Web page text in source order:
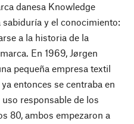
danesa Knowledge
y el conocimiento:
a la historia de la
En 1969, Jørgen
pequeña empresa textil
entonces se centraba en
responsable de los
80, ambos empezaron a